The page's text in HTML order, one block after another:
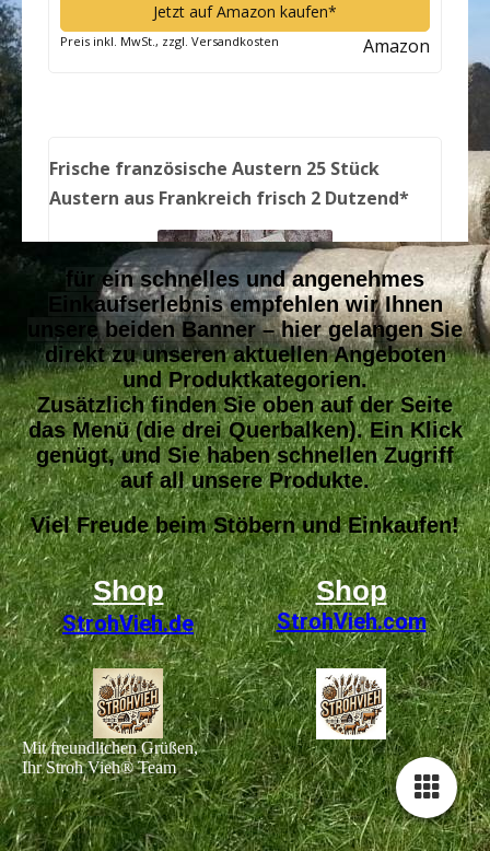
für ein schnelles und angenehmes
Einkaufserlebnis empfehlen wir Ihnen
unsere beiden Banner – hier gelangen Sie
direkt zu unseren aktuellen Angeboten
und Produktkategorien.
Zusätzlich finden Sie oben auf der Seite
das Menü (die drei Querbalken). Ein Klick
genügt, und Sie haben schnellen Zugriff
auf all unsere Produkte.
Viel Freude beim Stöbern und Einkaufen!
Shop
StrohVieh.de
Shop
StrohVieh.com
Mit freundlichen Grüßen,
Ihr Stroh Vieh® Team